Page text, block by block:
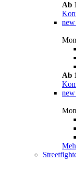
Ab
new
Ab
new